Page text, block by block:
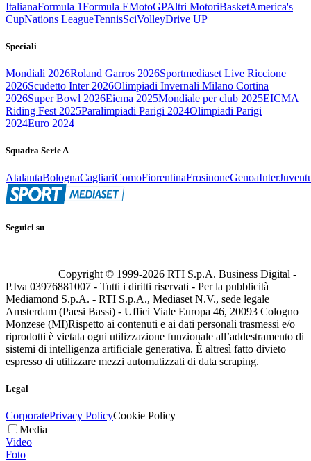
ItalianaFormula 1Formula EMotoGPAltri MotoriBasketAmerica's
CupNations LeagueTennisSciVolleyDrive UP
Speciali
Mondiali 2026Roland Garros 2026Sportmediaset Live Riccione
2026Scudetto Inter 2026Olimpiadi Invernali Milano Cortina
2026Super Bowl 2026Eicma 2025Mondiale per club 2025EICMA
Riding Fest 2025Paralimpiadi Parigi 2024Olimpiadi Parigi
2024Euro 2024
Squadra Serie A
AtalantaBolognaCagliariComoFiorentinaFrosinoneGenoaInter
Seguici su
Copyright © 1999-2026 RTI S.p.A. Business Digital -
P.Iva 03976881007 - Tutti i diritti riservati - Per la pubblicità
Mediamond S.p.A. - RTI S.p.A., Mediaset N.V., sede legale
Amsterdam (Paesi Bassi) - Uffici Viale Europa 46, 20093 Cologno
Monzese (MI)Rispetto ai contenuti e ai dati personali trasmessi e/o
riprodotti è vietata ogni utilizzazione funzionale all’addestramento di
sistemi di intelligenza artificiale generativa. È altresì fatto divieto
espresso di utilizzare mezzi automatizzati di data scraping.
Legal
CorporatePrivacy PolicyCookie Policy
Media
Video
Foto